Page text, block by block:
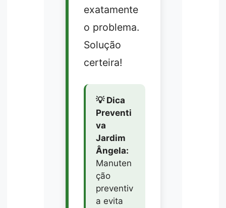
exatamente
o problema.
Solução
certeira!
💡 Dica
Preventi
va
Jardim
Ângela:
Manuten
ção
preventiv
a evita